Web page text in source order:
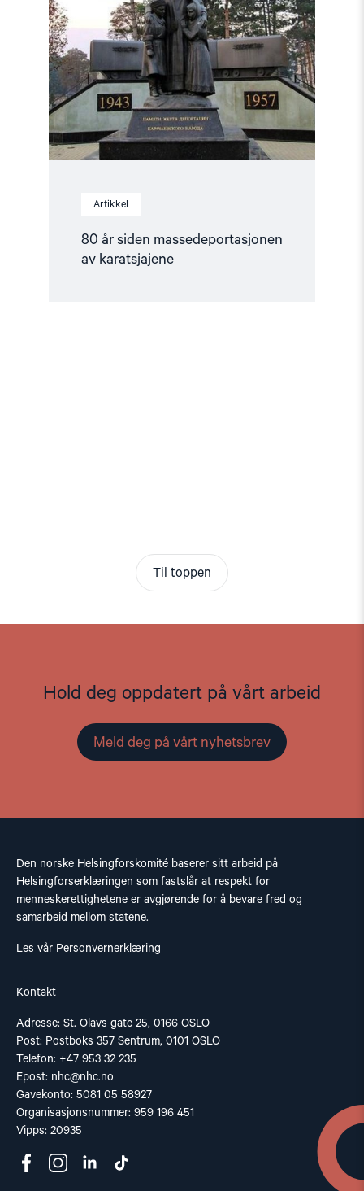
Artikkel
80 år siden massedeportasjonen
av karatsjajene
år
siden
massedeportasjonen
av
karatsjajene"
Til toppen
Hold deg oppdatert på vårt arbeid
Meld deg på vårt nyhetsbrev
Den norske Helsingforskomité baserer sitt arbeid på
Helsingforserklæringen som fastslår at respekt for
menneskerettighetene er avgjørende for å bevare fred og
samarbeid mellom statene.
Les vår Personvernerklæring
Kontakt
Adresse: St. Olavs gate 25, 0166 OSLO
Post: Postboks 357 Sentrum, 0101 OSLO
Telefon: +47 953 32 235
Epost: nhc@nhc.no
Gavekonto: 5081 05 58927
Organisasjonsnummer: 959 196 451
Vipps: 20935